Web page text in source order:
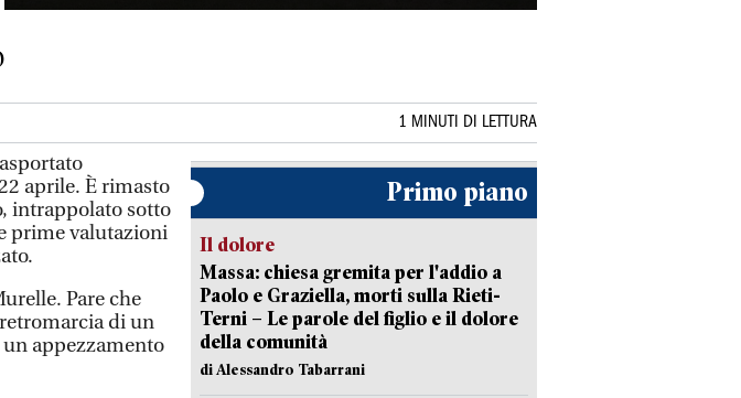
1 MINUTI DI LETTURA
aprile. È rimasto
intrappolato sotto
prime valutazioni
Pare che
di un
appezzamento
Primo piano
Il dolore
Massa: chiesa gremita per l'addio a
Paolo e Graziella, morti sulla Rieti-
Terni – Le parole del figlio e il dolore
della comunità
di Alessandro Tabarrani